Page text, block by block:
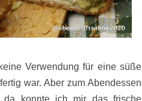
Verwendung für eine süße
war. Aber zum Abendessen
konnte ich mir das frische